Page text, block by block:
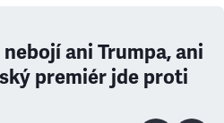
ani Trumpa, ani
premiér jde proti